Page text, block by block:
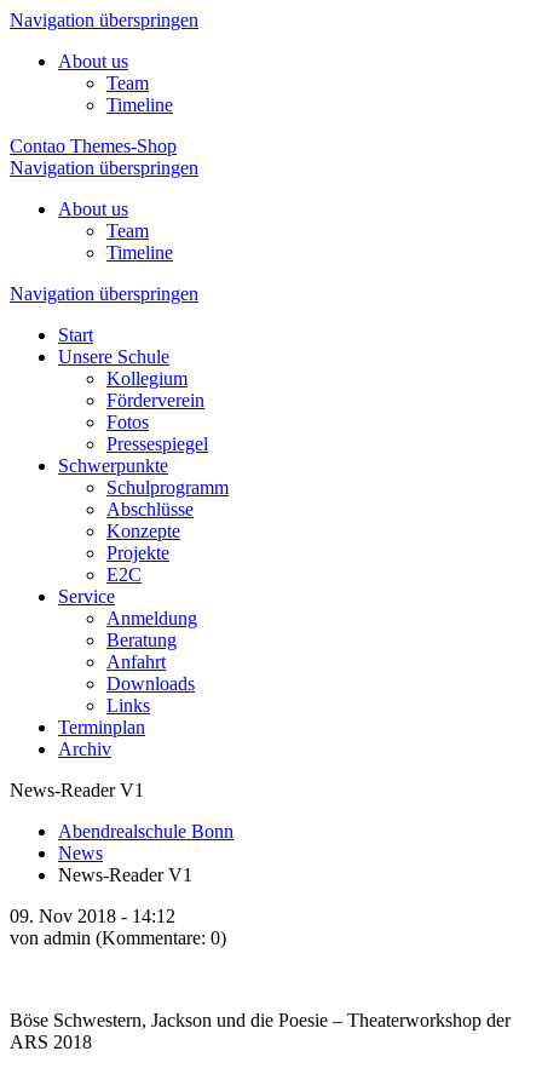
Navigation überspringen
About us
Team
Timeline
Contao Themes-Shop
Navigation überspringen
About us
Team
Timeline
Navigation überspringen
Start
Unsere Schule
Kollegium
Förderverein
Fotos
Pressespiegel
Schwerpunkte
Schulprogramm
Abschlüsse
Konzepte
Projekte
E2C
Service
Anmeldung
Beratung
Anfahrt
Downloads
Links
Terminplan
Archiv
News-Reader V1
Abendrealschule Bonn
News
News-Reader V1
09. Nov 2018 - 14:12
von admin (Kommentare: 0)
Böse Schwestern, Jackson und die Poesie – Theaterworkshop der
ARS 2018